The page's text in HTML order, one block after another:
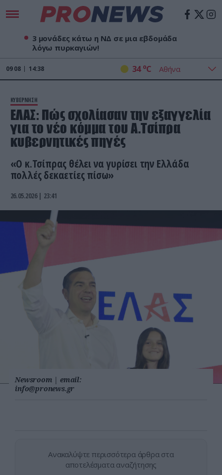
3 μονάδες κάτω η ΝΔ σε μια εβδομάδα
λόγω πυρκαγιών!
09 08 14:38 34 oC
ΚΥΒΕΡΝΗΣΗ
ΕΛΑΣ: Πώς σχολίασαν την εξαγγελία
για το νέο κόμμα του Α.Τσίπρα
κυβερνητικές πηγές
«Ο κ.Τσίπρας θέλει να γυρίσει την Ελλάδα
πολλές δεκαετίες πίσω»
26.05.2026 | 23:41
Newsroom | email:
info@pronews.gr
Ανακαλύψτε περισσότερα άρθρα στα
αποτελέσματα αναζήτησης